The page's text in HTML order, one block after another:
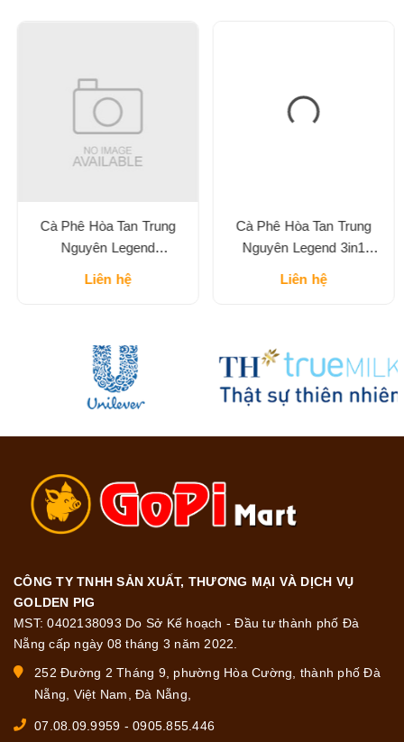
Cà Phê Hòa Tan Trung
Nguyên Legend
Liên hệ
Cà Phê Hòa Tan Trung
Nguyên Legend 3in1
Liên hệ
CÔNG TY TNHH SẢN XUẤT, THƯƠNG MẠI VÀ DỊCH VỤ
GOLDEN PIG
MST: 0402138093 Do Sở Kế hoạch - Đầu tư thành phố Đà
Nẵng cấp ngày 08 tháng 3 năm 2022.
252 Đường 2 Tháng 9, phường Hòa Cường, thành phố Đà
Nẵng, Việt Nam, Đà Nẵng,
07.08.09.9959 - 0905.855.446